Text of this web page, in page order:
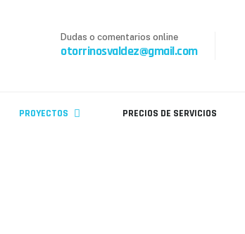
Dudas o comentarios online
otorrinosvaldez@gmail.com
PROYECTOS PRECIOS DE SERVICIOS